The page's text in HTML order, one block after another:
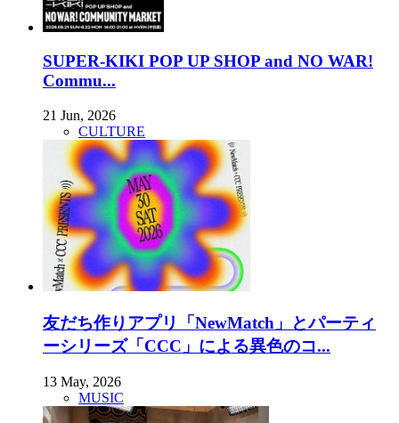
SUPER-KIKI POP UP SHOP and NO WAR!
Commu...
21 Jun, 2026
CULTURE
友だち作りアプリ「NewMatch」とパーティ
ーシリーズ「CCC」による異色のコ...
13 May, 2026
MUSIC